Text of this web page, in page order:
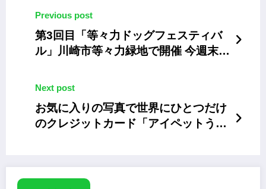
Previous post
第3回目「等々力ドッグフェスティバ
ル」川崎市等々力緑地で開催 今週末6
Next post
お気に入りの写真で世界にひとつだけ
のクレジットカード「アイペットうち